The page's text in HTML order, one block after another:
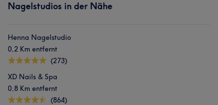
Nagelstudios in der Nähe
Henna Nagelstudio
0,2 Km entfernt
(273)
XD Nails & Spa
0,8 Km entfernt
(864)